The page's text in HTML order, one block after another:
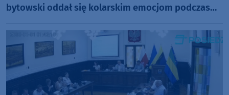
bytowski oddał się kolarskim emocjom podczas